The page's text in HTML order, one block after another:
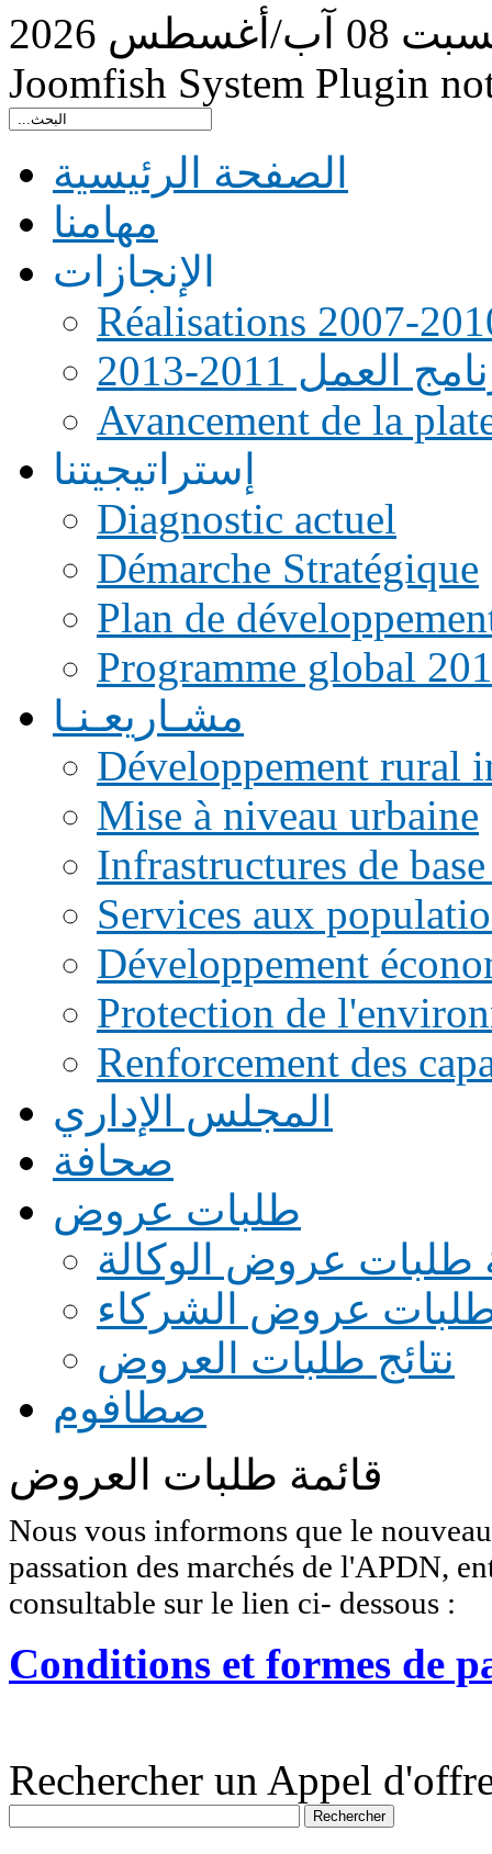
08 آب/أغسطس 2026
Joomfish System Plugin
الصفحة الرئيسية
مهامنا
الإنجازات
Réalisations 2007-
العمل 2011-2013
Avancement de la
إستراتيجيتنا
Diagnostic actuel
Démarche Stratégique
Plan de
Programme global
مشـاريعـنـا
Développement rural
Mise à niveau urbaine
Infrastructures de
Services aux
Développement
Protection de
Renforcement des
المجلس الإداري
صحافة
طلبات عروض
طلبات عروض الوكالة
طلبات عروض الشركاء
نتائج طلبات العروض
صطافوم
قائمة طلبات العروض
Nous vous informons que le
passation des marchés de l'APDN,
consultable sur le lien ci- dessous :
Conditions et formes de
Rechercher un Appel